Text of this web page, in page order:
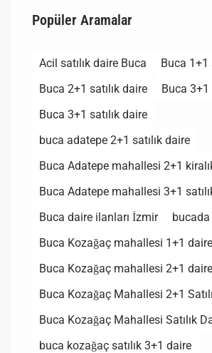
Popüler Aramalar
Acil satılık daire Buca
Buca 1+1
Buca 2+1 satılık daire
Buca 3+1
Buca 3+1 satılık daire
buca adatepe 2+1 satılık daire
Buca Adatepe mahallesi 2+1
Buca Adatepe mahallesi 3+1
Buca daire ilanları İzmir
bucada
Buca Kozağaç mahallesi 1+1
Buca Kozağaç mahallesi 2+1
Buca Kozağaç Mahallesi 2+1
Buca Kozağaç Mahallesi Satılık
buca kozağaç satılık 3+1 daire